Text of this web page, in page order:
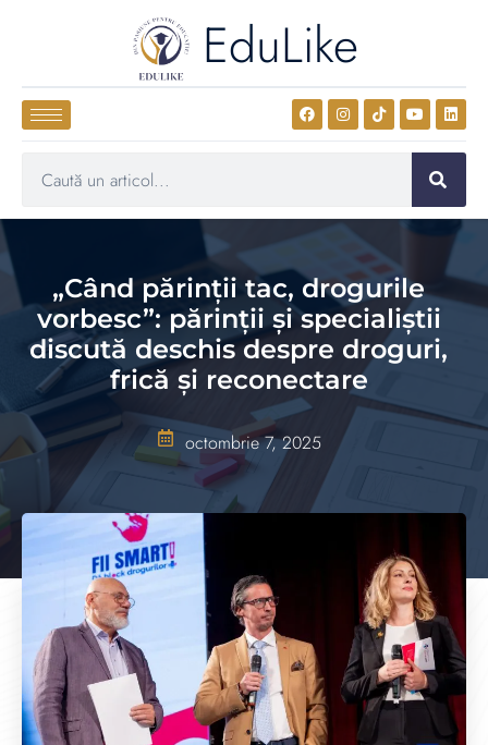
EduLike
„Când părinții tac, drogurile
vorbesc”: părinții și specialiștii
discută deschis despre droguri,
frică și reconectare
octombrie 7, 2025